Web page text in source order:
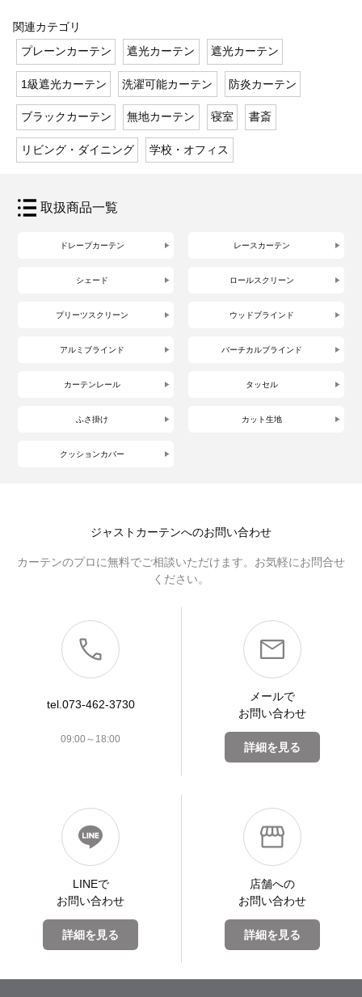
関連カテゴリ
プレーンカーテン
遮光カーテン 遮光カーテン
1級遮光カーテン 洗濯可能カーテン 防炎カーテン
ブラックカーテン 無地カーテン 寝室 書斎
リビング・ダイニング 学校・オフィス
取扱商品一覧
ドレープカーテン レースカーテン
シェード ロールスクリーン
プリーツスクリーン ウッドブラインド
アルミブラインド バーチカルブラインド
カーテンレール タッセル
ふさ掛け カット生地
クッションカバー
ジャストカーテンへのお問い合わせ
カーテンのプロに無料でご相談いただけます。お気軽にお問合せ
ください。
tel.073-462-3730
09:00～18:00
メールで
お問い合わせ
詳細を見る
LINEで
お問い合わせ
詳細を見る
店舗への
お問い合わせ
詳細を見る